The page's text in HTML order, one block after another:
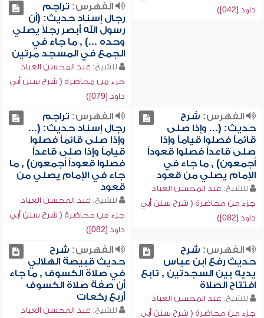
داود [042])
الفهرس: تراجم
رجال إسناد حديث: (أن
رسول الله أبصر رجلاً يصلي
وحده ...) , ما جاء في
الجمع في المسجد مرتين
للشيخ: عبد المحسن العباد
جزء من محاضرة ( شرح سنن أبي
داود [079])
الفهرس: شرح
حديث: (... وإذا صلى
قائماً فصلوا قياماً وإذا
صلى قاعداً فصلوا قعوداً
أجمعون) , ما جاء في
الإمام يصلي من قعود
للشيخ: عبد المحسن العباد
جزء من محاضرة ( شرح سنن أبي
داود [082])
الفهرس: تراجم
رجال إسناد حديث: (...
وإذا صلى قائماً فصلوا
قياماً وإذا صلى قاعداً
فصلوا قعوداً أجمعون) , ما
جاء في الإمام يصلي من
قعود
للشيخ: عبد المحسن العباد
جزء من محاضرة ( شرح سنن أبي
داود [082])
الفهرس: شرح
حديث رفع ابن عباس
يديه بين السجدتين , تابع
افتتاح الصلاة
للشيخ: عبد المحسن العباد
جزء من محاضرة ( شرح سنن أبي
الفهرس: شرح
حديث قبيصة الهلالي
في صلاة الكسوف , ما جاء
أن صفة صلاة الكسوف
أربع ركعات
للشيخ: عبد المحسن العباد